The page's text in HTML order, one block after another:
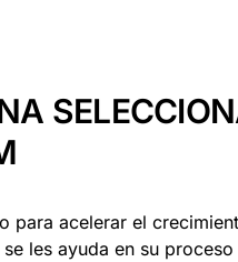
para acelerar el
les ayuda en su